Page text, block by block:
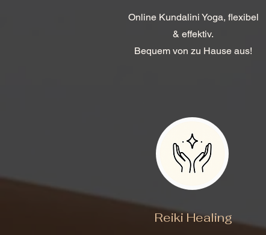
Online Kundalini Yoga, flexibel
& effektiv.
Bequem von zu Hause aus!
Reiki Healing